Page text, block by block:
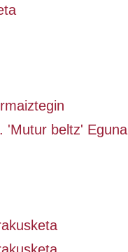
'Mutur beltz' Eguna